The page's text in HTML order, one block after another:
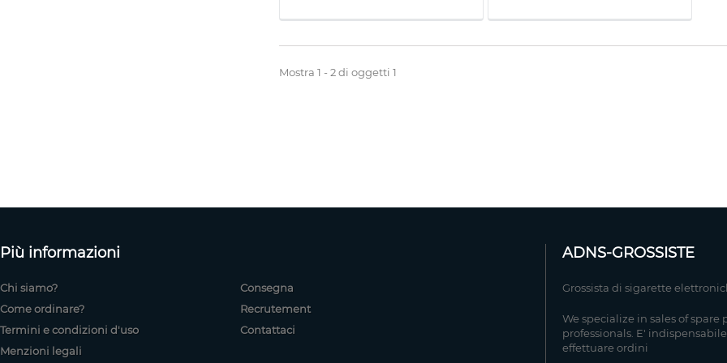
Mostra 1 - 2 di oggetti 1
Più informazioni
Chi siamo?
Come ordinare?
Termini e condizioni d'uso
Menzioni legali
Consegna
Recrutement
Contattaci
ADNS-GROSSISTE
Grossista di sigarette
We specialize in sales of
professionals. E'
effettuare ordini